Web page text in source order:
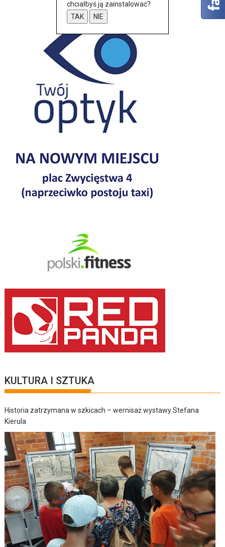
KULTURA I SZTUKA
Historia zatrzymana w szkicach – wernisaż wystawy Stefana
Kierula
chciałbyś ją zainstalować?
TAK
NIE